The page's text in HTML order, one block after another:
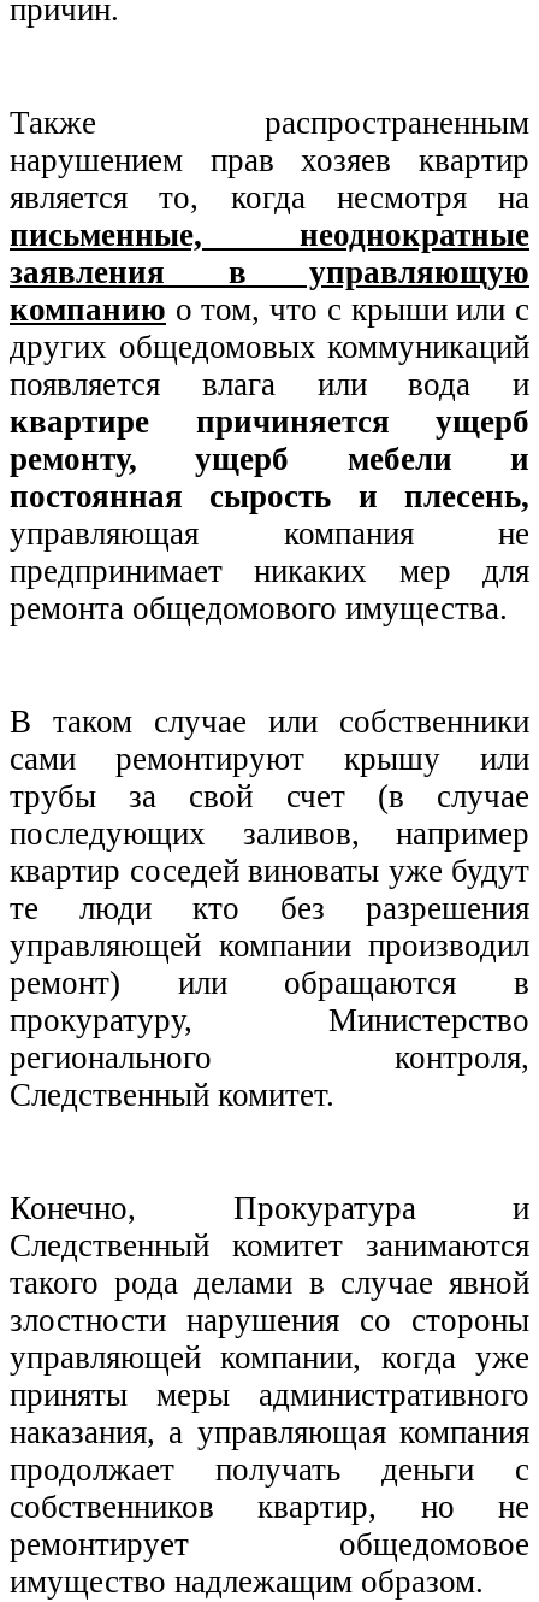
причин.
Также распространенным
нарушением прав хозяев квартир
является то, когда несмотря на
письменные, неоднократные
заявления в управляющую
компанию о том, что с крыши или с
других общедомовых коммуникаций
появляется влага или вода и
квартире причиняется ущерб
ремонту, ущерб мебели и
постоянная сырость и плесень,
управляющая компания не
предпринимает никаких мер для
ремонта общедомового имущества.
В таком случае или собственники
сами ремонтируют крышу или
трубы за свой счет (в случае
последующих заливов, например
квартир соседей виноваты уже будут
те люди кто без разрешения
управляющей компании производил
ремонт) или обращаются в
прокуратуру, Министерство
регионального контроля,
Следственный комитет.
Конечно, Прокуратура и
Следственный комитет занимаются
такого рода делами в случае явной
злостности нарушения со стороны
управляющей компании, когда уже
приняты меры административного
наказания, а управляющая компания
продолжает получать деньги с
собственников квартир, но не
ремонтирует общедомовое
имущество надлежащим образом.